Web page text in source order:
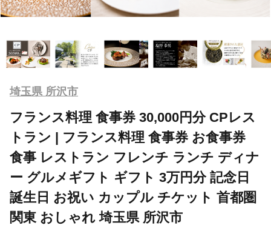
埼玉県 所沢市
フランス料理 食事券 30,000円分 CPレス
トラン | フランス料理 食事券 お食事券
食事 レストラン フレンチ ランチ ディナ
ー グルメギフト ギフト 3万円分 記念日
誕生日 お祝い カップル チケット 首都圏
関東 おしゃれ 埼玉県 所沢市